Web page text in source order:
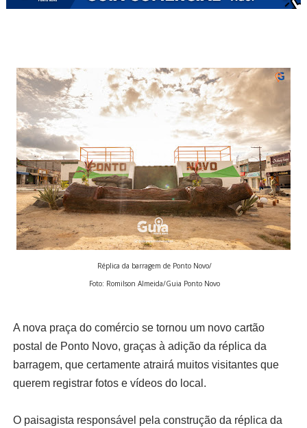
Réplica da barragem de Ponto Novo/
Foto: Romilson Almeida/Guia Ponto Novo
A nova praça do comércio se tornou um novo cartão
postal de Ponto Novo, graças à adição da réplica da
barragem, que certamente atrairá muitos visitantes que
querem registrar fotos e vídeos do local.
O paisagista responsável pela construção da réplica da